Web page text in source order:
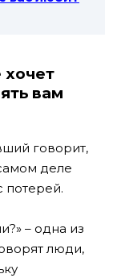
хочет
вам
говорит,
деле
потерей.
– одна из
люди,